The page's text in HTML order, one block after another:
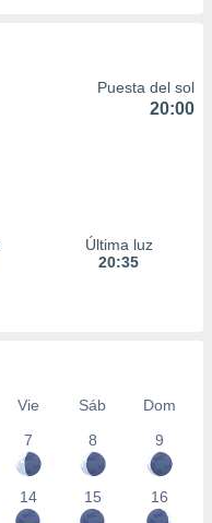
Puesta del sol
20:00
Última luz
20:35
Vie Sáb
Dom
7 8 9
14 15 16